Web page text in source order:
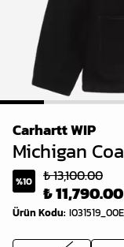
1 2 3
Carhartt WIP
Michigan
%10 ₺ 13,100.00
₺ 11,790.00
Ürün Kodu: